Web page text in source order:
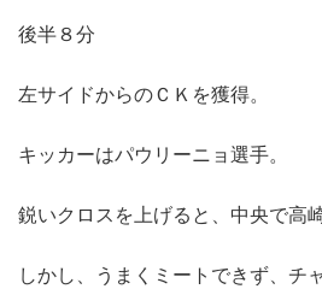
後半８分
左サイドからのＣＫを獲得。
キッカーはパウリーニョ選手。
鋭いクロスを上げると、中央で高
しかし、うまくミートできず、チ